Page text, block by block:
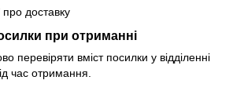
доставку
при отриманні
перевіряти вміст посилки у відділенні
час отримання.